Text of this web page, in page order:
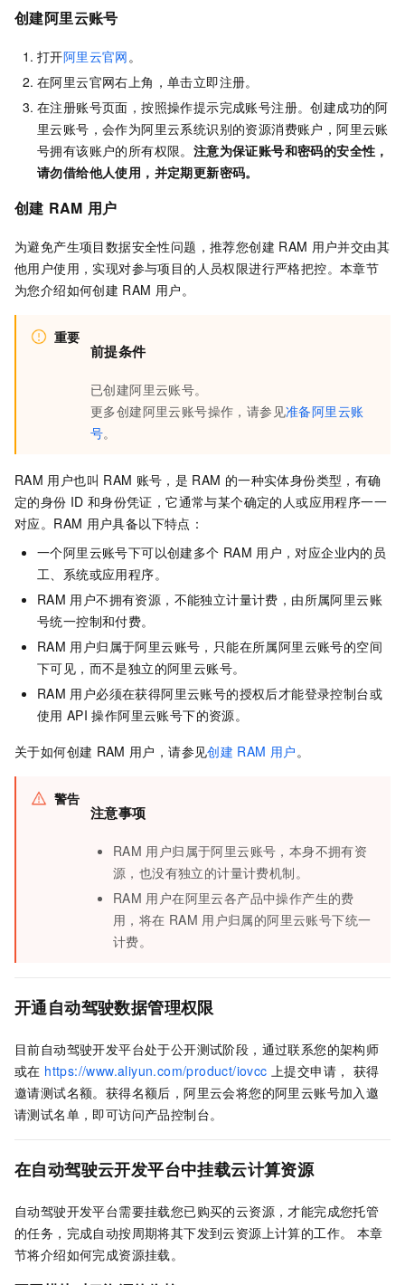
创建阿里云账号
打开阿里云官网 。
在阿里云官网右上角，单击立即注册。
在注册账号页面，按照操作提示完成账号注册。创建成功的阿
里云账号，会作为阿里云系统识别的资源消费账户，阿里云账
号拥有该账户的所有权限。 注意为保证账号和密码的安全性，
请勿借给他人使用，并定期更新密码。
创建 RAM 用户
为避免产生项目数据安全性问题，推荐您创建 RAM 用户并交由其
他用户使用，实现对参与项目的人员权限进行严格把控。本章节
为您介绍如何创建 RAM 用户。
重要
前提条件
已创建阿里云账号。
更多创建阿里云账号操作，请参见准备阿里云账
号。
RAM 用户也叫 RAM 账号，是 RAM 的一种实体身份类型，有确
定的身份 ID 和身份凭证，它通常与某个确定的人或应用程序一一
对应。RAM 用户具备以下特点：
一个阿里云账号下可以创建多个 RAM 用户，对应企业内的员
工、系统或应用程序。
RAM 用户不拥有资源，不能独立计量计费，由所属阿里云账
号统一控制和付费。
RAM 用户归属于阿里云账号，只能在所属阿里云账号的空间
下可见，而不是独立的阿里云账号。
RAM 用户必须在获得阿里云账号的授权后才能登录控制台或
使用 API 操作阿里云账号下的资源。
关于如何创建 RAM 用户，请参见创建 RAM 用户 。
警告
注意事项
RAM 用户归属于阿里云账号，本身不拥有资
源，也没有独立的计量计费机制。
RAM 用户在阿里云各产品中操作产生的费
用，将在 RAM 用户归属的阿里云账号下统一
计费。
开通自动驾驶数据管理权限
目前自动驾驶开发平台处于公开测试阶段，通过联系您的架构师
或在 https://www.aliyun.com/product/iovcc 上提交申请， 获得
邀请测试名额。获得名额后，阿里云会将您的阿里云账号加入邀
请测试名单，即可访问产品控制台。
在自动驾驶云开发平台中挂载云计算资源
自动驾驶开发平台需要挂载您已购买的云资源，才能完成您托管
的任务，完成自动按周期将其下发到云资源上计算的工作。 本章
节将介绍如何完成资源挂载。